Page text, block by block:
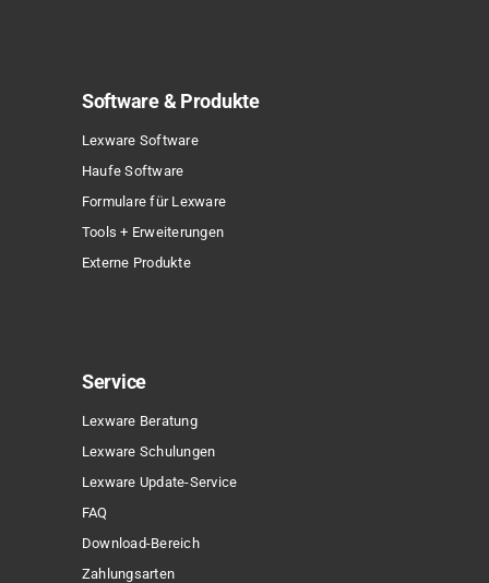
Software & Produkte
Lexware Software
Haufe Software
Formulare für Lexware
Tools + Erweiterungen
Externe Produkte
Service
Lexware Beratung
Lexware Schulungen
Lexware Update-Service
FAQ
Download-Bereich
Zahlungsarten